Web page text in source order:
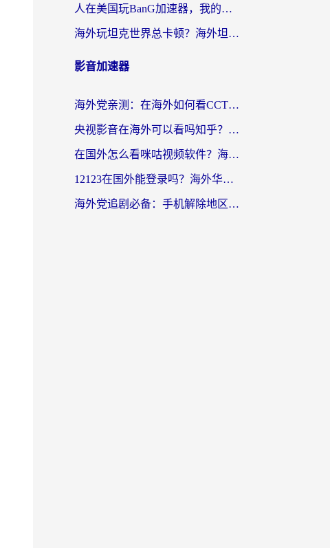
人在美国玩BanG加速器，我的延迟终于绿了
海外玩坦克世界总卡顿？海外坦克世界加速器有哪些？实测好用的选择在这里
影音加速器
海外党亲测：在海外如何看CCTV？告别“仅限大陆播放”的实用指南
央视影音在海外可以看吗知乎？留学生亲测：3步解决地域限制+追剧自由
在国外怎么看咪咕视频软件？海外党亲测有效的回国加速方案
12123在国外能登录吗？海外华人必看的回国加速实用指南
海外党追剧必备：手机解除地区限制app怎么选？解决央视视频&国内剧地区限制全指南